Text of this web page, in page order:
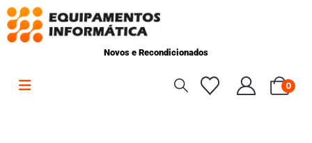
Novos e Recondicionados
0